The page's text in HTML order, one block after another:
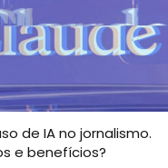
de IA no jornalismo.
e benefícios?